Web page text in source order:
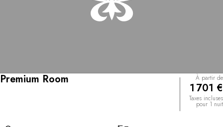
Premium Room À partir de
1 701 €
Taxes incluses
pour 1 nuit